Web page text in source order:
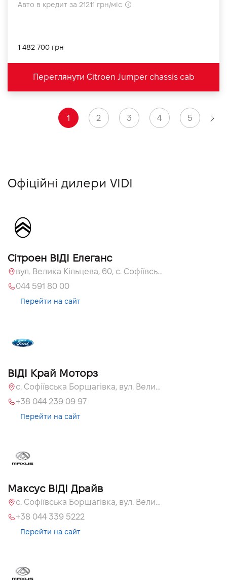
Авто в кредит за 21211 грн/міс
1 482 700 грн
Переглянути Citroen Jumper chassis cab
1 2 3 4 5
Офіційні дилери VIDI
Сітроен ВІДІ Елеганс
вул. Велика Кільцева, 60, с. Софіївська Борщагівка, Київська обл., 08131
044 591 80 00
Перейти на сайт
ВІДІ Край Моторз
с. Софіївська Борщагівка, вул. Велика Кільцева, 60а
+38 044 239 09 97
Перейти на сайт
Максус ВІДІ Драйв
с. Софіївська Борщагівка, вул. Велика Кільцева, 60а
+38 044 339 5222
Перейти на сайт